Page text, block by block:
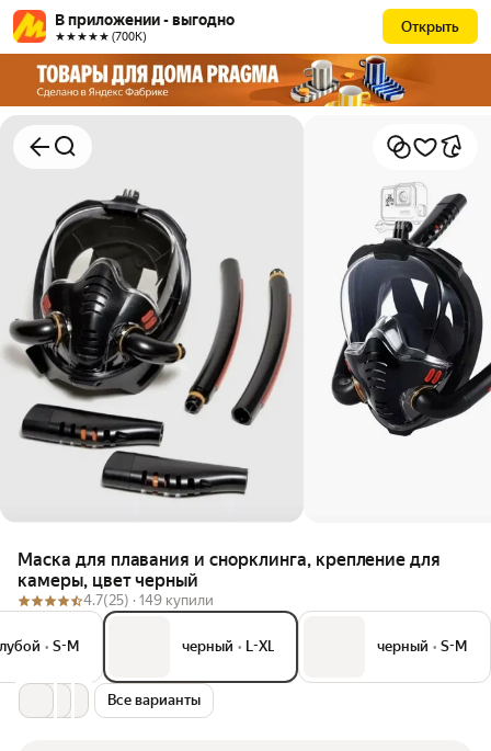
В приложении - выгодно
★★★★★ (700К)
Открыть
Маска для плавания и снорклинга, крепление для
камеры, цвет черный
4.7(25) · 149 купили
• S-M черный • L-XL черный • S-M
Все варианты